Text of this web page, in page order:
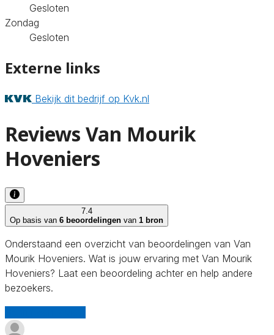
Gesloten
Zondag
Gesloten
Externe links
Bekijk dit bedrijf op Kvk.nl
Reviews Van Mourik
Hoveniers
7.4
Op basis van 6 beoordelingen van 1 bron
Onderstaand een overzicht van beoordelingen van Van
Mourik Hoveniers. Wat is jouw ervaring met Van Mourik
Hoveniers? Laat een beoordeling achter en help andere
bezoekers.